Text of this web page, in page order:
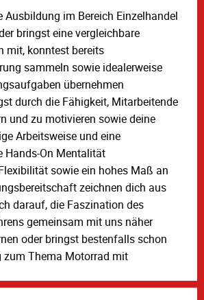
Ausbildung im Bereich Einzelhandel
bringst eine vergleichbare
mit, konntest bereits
sammeln sowie idealerweise
übernehmen
durch die Fähigkeit, Mitarbeitende
und zu motivieren sowie deine
Arbeitsweise und eine
Hands-On Mentalität
sowie ein hohes Maß an
zeichnen dich aus
darauf, die Faszination des
gemeinsam mit uns näher
oder bringst bestenfalls schon
zum Thema Motorrad mit